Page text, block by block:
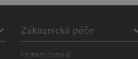
Zákaznická péče
Kontaktní formulář